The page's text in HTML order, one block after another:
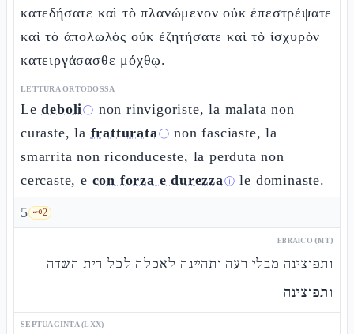
κατεδήσατε καὶ τὸ πλανώμενον οὐκ ἐπεστρέψατε
καὶ τὸ ἀπολωλὸς οὐκ ἐζητήσατε καὶ τὸ ἰσχυρὸν
κατειργάσασθε μόχθῳ.
LETTURA ORTODOSSA
Ledeboliⓘ non rinvigoriste, la malata non
curaste, la fratturataⓘ non fasciaste, la
smarrita non riconduceste, la perduta non
cercaste, e con forza e durezzaⓘ le dominaste.
5 🗝️2
EBRAICO (MT)
ותפוצינה מבלי רעה ותהיינה לאכלה לכל חית השדה
ותפוצינה
SEPTUAGINTA (LXX)